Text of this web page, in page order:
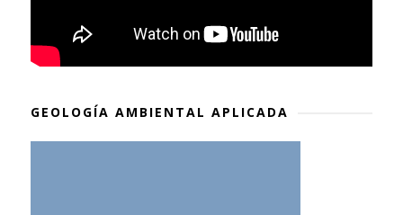
GEOLOGÍA AMBIENTAL APLICADA